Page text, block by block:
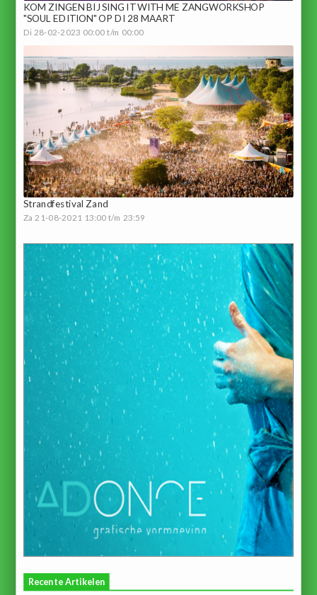
KOM ZINGEN BIJ SING IT WITH ME ZANGWORKSHOP
"SOUL EDITION" OP DI 28 MAART
Di 28-02-2023 00:00 t/m 00:00
Strandfestival Zand
Za 21-08-2021 13:00 t/m 23:59
Recente Artikelen